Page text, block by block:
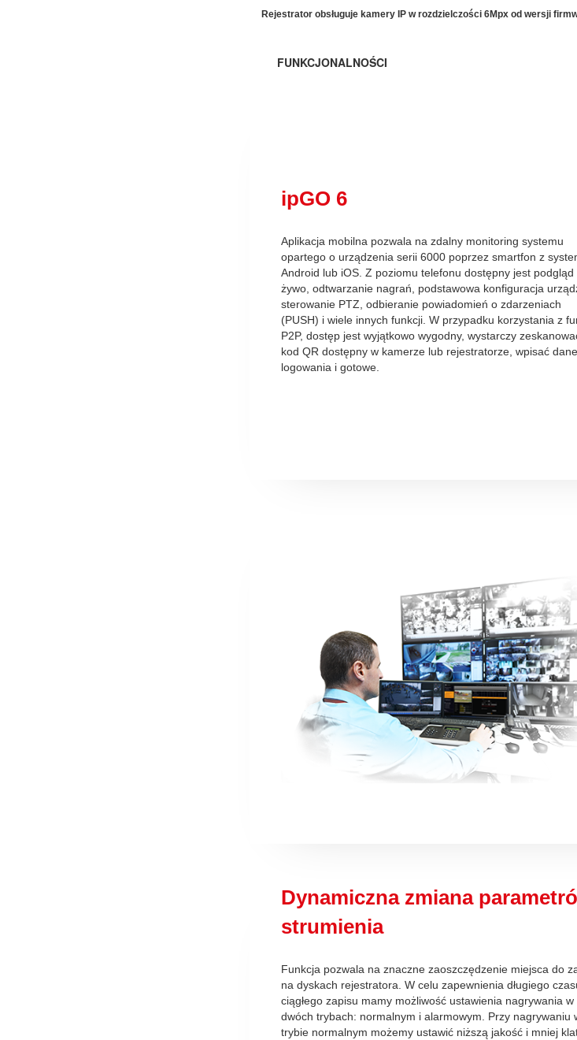
Rejestrator obsługuje kamery IP w rozdzielczości 6Mpx od wersji
FUNKCJONALNOŚCI
ipGO 6
Aplikacja mobilna pozwala na zdalny monitoring systemu
opartego o urządzenia serii 6000 poprzez smartfon z
Android lub iOS. Z poziomu telefonu dostępny jest podgląd
żywo, odtwarzanie nagrań, podstawowa konfiguracja
sterowanie PTZ, odbieranie powiadomień o zdarzeniach
(PUSH) i wiele innych funkcji. W przypadku korzystania z
P2P, dostęp jest wyjątkowo wygodny, wystarczy
kod QR dostępny w kamerze lub rejestratorze, wpisać dane
logowania i gotowe.
Dynamiczna zmiana
strumienia
Funkcja pozwala na znaczne zaoszczędzenie miejsca do
na dyskach rejestratora. W celu zapewnienia długiego
ciągłego zapisu mamy możliwość ustawienia nagrywania w
dwóch trybach: normalnym i alarmowym. Przy nagrywaniu
trybie normalnym możemy ustawić niższą jakość i mniej